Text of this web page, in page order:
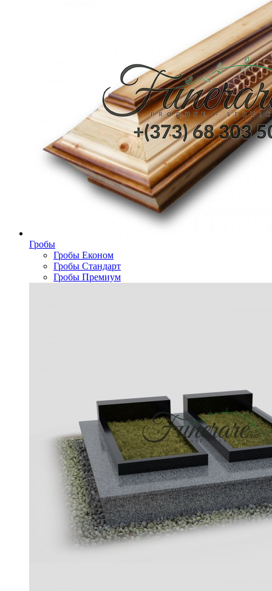
Гробы
Гробы Економ
Гробы Стандарт
Гробы Премиум